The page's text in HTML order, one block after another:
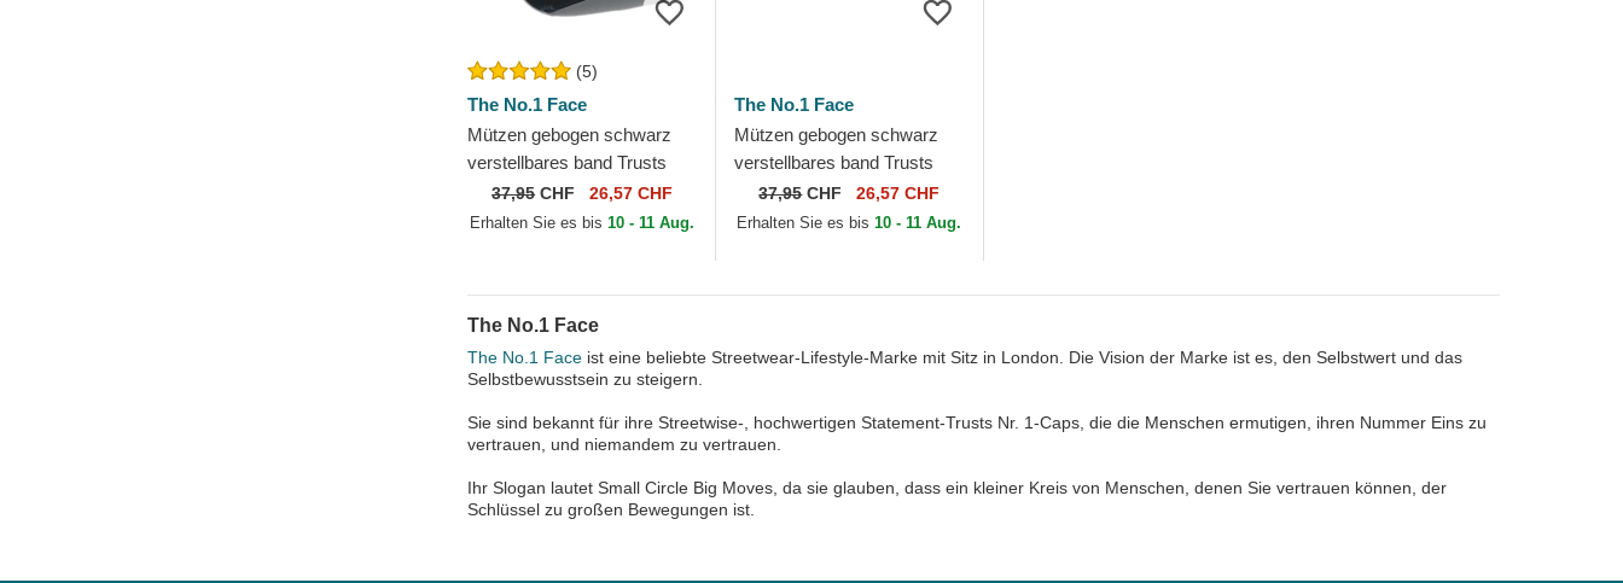
(5)
The No.1 Face
Mützen gebogen schwarz
verstellbares band Trusts
No.1 Distressed Black Gold
von The No.1 Face
37,95CHF 26,57 CHF
Erhalten Sie es bis10 - 11 Aug.
The No.1 Face
Mützen gebogen schwarz
verstellbares band Trusts
No.1 Black White von The
No.1 Face
37,95CHF 26,57 CHF
Erhalten Sie es bis10 - 11 Aug.
The No.1 Face
The No.1 Face ist eine beliebte Streetwear-Lifestyle-Marke mit Sitz in London. Die Vision der Marke ist es, den Selbstwert und das
Selbstbewusstsein zu steigern.
Sie sind bekannt für ihre Streetwise-, hochwertigen Statement-Trusts Nr. 1-Caps, die die Menschen ermutigen, ihren Nummer Eins zu
vertrauen, und niemandem zu vertrauen.
Ihr Slogan lautet Small Circle Big Moves, da sie glauben, dass ein kleiner Kreis von Menschen, denen Sie vertrauen können, der
Schlüssel zu großen Bewegungen ist.